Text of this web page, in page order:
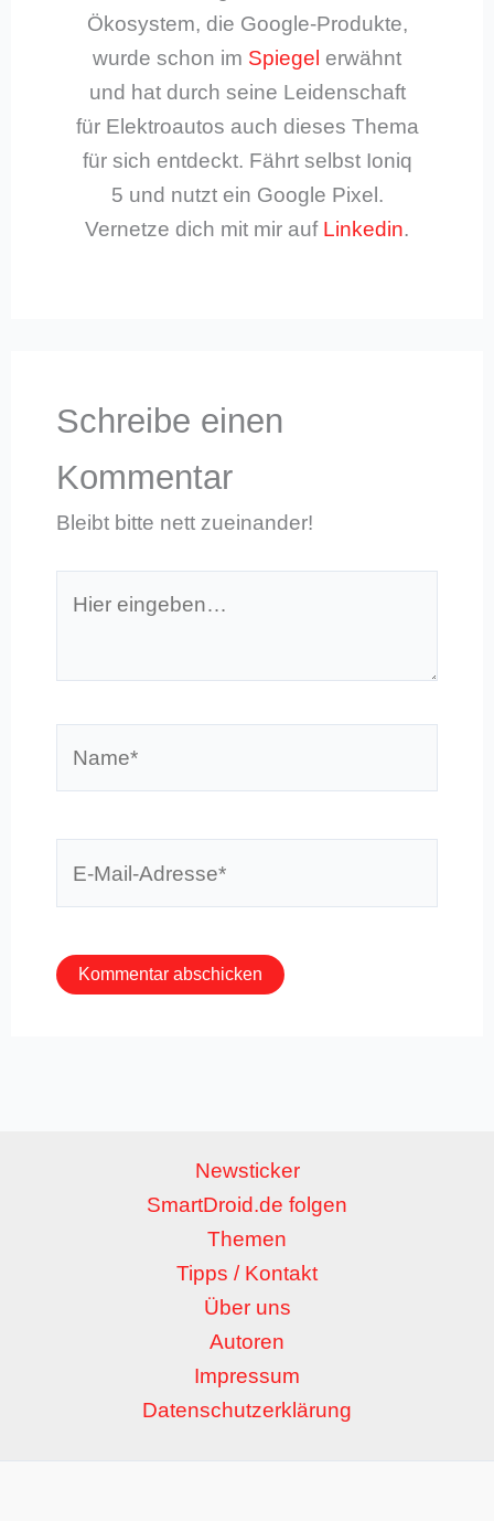
Ökosystem, die Google-Produkte,
wurde schon im Spiegel erwähnt
und hat durch seine Leidenschaft
für Elektroautos auch dieses Thema
für sich entdeckt. Fährt selbst Ioniq
5 und nutzt ein Google Pixel.
Vernetze dich mit mir auf Linkedin.
Schreibe einen
Kommentar
Bleibt bitte nett zueinander!
eingeben…
Newsticker
SmartDroid.de folgen
Themen
Tipps / Kontakt
Über uns
Autoren
Impressum
Datenschutzerklärung